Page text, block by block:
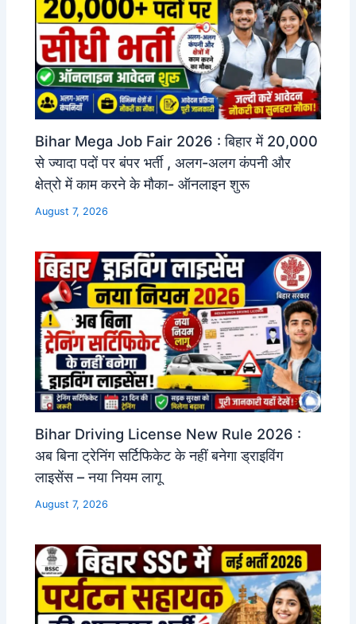
Bihar Mega Job Fair 2026 : बिहार में 20,000
से ज्यादा पदों पर बंपर भर्ती , अलग-अलग कंपनी और
क्षेत्रो में काम करने के मौका- ऑनलाइन शुरू
August 7, 2026
Bihar Driving License New Rule 2026 :
अब बिना ट्रेनिंग सर्टिफिकेट के नहीं बनेगा ड्राइविंग
लाइसेंस – नया नियम लागू
August 7, 2026